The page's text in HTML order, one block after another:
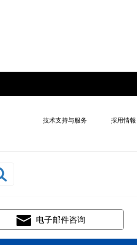
技术支持与服务
採用情報
电子邮件咨询